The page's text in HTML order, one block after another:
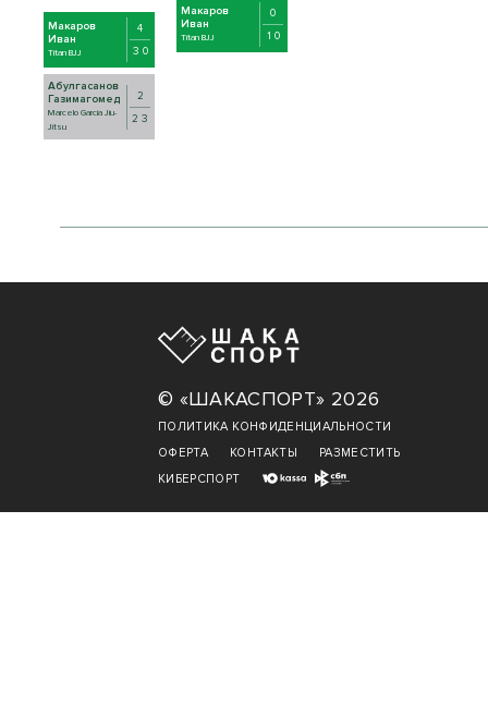
Макаров
Иван
Titan BJJ
4
3 0
Абулгасанов
Газимагомед
Marcelo Garcia Jiu-
Jitsu
2
2 3
Макаров
Иван
Titan BJJ
0
1 0
© «ШАКАСПОРТ» 2026
ПОЛИТИКА КОНФИДЕНЦИАЛЬНОСТИ
ОФЕРТА
КОНТАКТЫ
РАЗМЕСТИТЬ
КИБЕРСПОРТ